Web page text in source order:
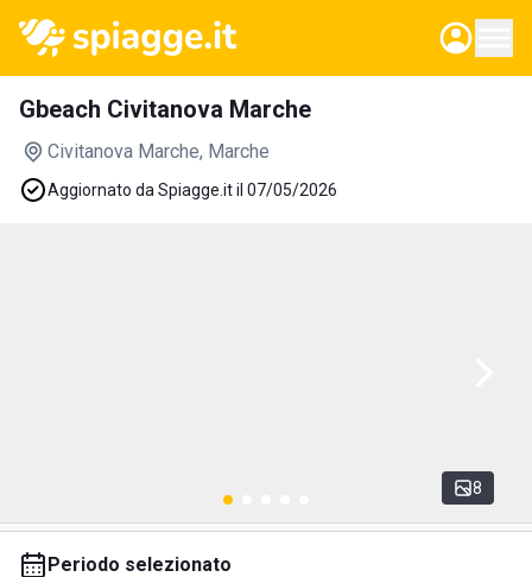
Gbeach Civitanova Marche
Civitanova Marche, Marche
Aggiornato da Spiagge.it il 07/05/2026
8
Periodo selezionato